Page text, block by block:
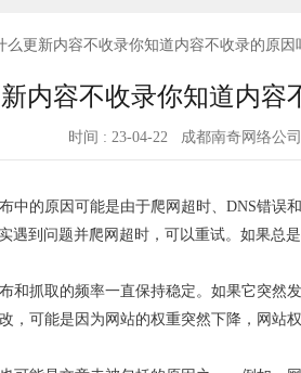
么更新内容不收录你知道内容不收录的原因
内容不收录你知道内容
时间 : 23-04-22 成都南奇网络公司
中的原因可能是由于爬网超时、DNS错误
遇到问题并爬网超时，可以重试。如果总
和抓取的频率一直保持稳定。如果它突然
，可能是因为网站的权重突然下降，网站